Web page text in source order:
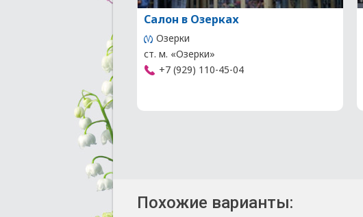
Салон в Озерках
Озерки
ст. м. «Озерки»
+7 (929) 110-45-04
Похожие варианты: